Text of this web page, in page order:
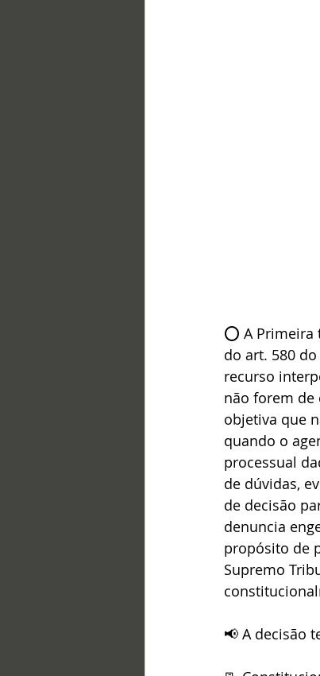
⭕ A Primeira
do art. 580
recurso
não forem de
objetiva que
quando o
processual
de dúvidas,
de decisão
denuncia
propósito de
Supremo
📢 A decisão